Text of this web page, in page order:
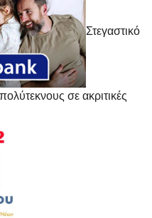
Στεγαστικό
σε ακριτικές